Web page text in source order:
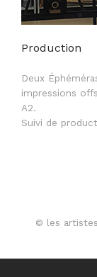
Production
Deux
impressions
A2.
Suivi de
© les artistes